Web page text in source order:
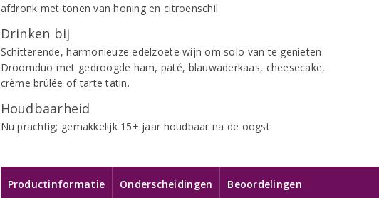
afdronk met tonen van honing en citroenschil.
Drinken bij
Schitterende, harmonieuze edelzoete wijn om solo van te genieten.
Droomduo met gedroogde ham, paté, blauwaderkaas, cheesecake,
crème brûlée of tarte tatin.
Houdbaarheid
Nu prachtig; gemakkelijk 15+ jaar houdbaar na de oogst.
Productinformatie Onderscheidingen Beoordelingen